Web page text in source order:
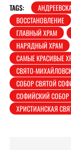
TAGS:
ВОССТАНОВЛЕНИЕ
ГЛАВНЫЙ ХРАМ
НАРЯДНЫЙ ХРАМ
САМЫЕ КРАСИВЫЕ
СВЯТО-
СОБОР СВЯТОЙ
СОФИЙСКИЙ СОБОР
ХРИСТИАНСКАЯ